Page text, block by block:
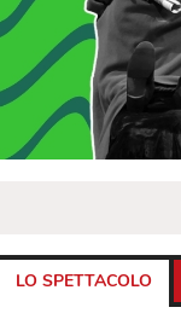
LO SPETTACOLO